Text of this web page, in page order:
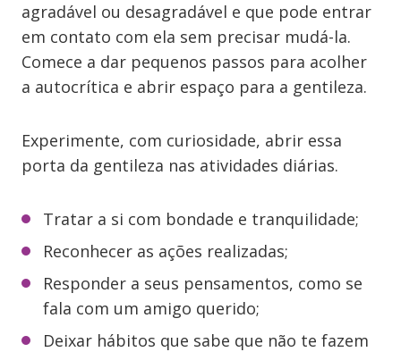
agradável ou desagradável e que pode entrar
em contato com ela sem precisar mudá-la.
Comece a dar pequenos passos para acolher
a autocrítica e abrir espaço para a gentileza.
Experimente, com curiosidade, abrir essa
porta da gentileza nas atividades diárias.
Tratar a si com bondade e tranquilidade;
Reconhecer as ações realizadas;
Responder a seus pensamentos, como se
fala com um amigo querido;
Deixar hábitos que sabe que não te fazem